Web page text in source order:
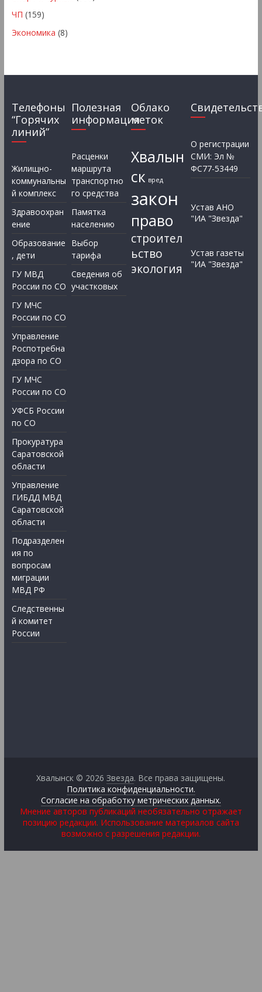
ЧП (159)
Экономика (8)
Телефоны
“Горячих
линий”
Жилищно-
коммунальны
й комплекс
Здравоохран
ение
Образование
, дети
ГУ МВД
России по СО
ГУ МЧС
России по СО
Управление
Роспотребна
дзора по СО
ГУ МЧС
России по СО
УФСБ России
по СО
Прокуратура
Саратовской
области
Управление
ГИБДД МВД
Саратовской
области
Подразделен
ия по
вопросам
миграции
МВД РФ
Следственны
й комитет
России
Полезная
информация
Расценки
маршрута
транспортно
го средства
Памятка
населению
Выбор
тарифа
Сведения об
участковых
Облако
меток
Хвалын
ск вред
закон
право
строител
ьство
экология
О регистрации
СМИ: Эл №
ФС77-53449
Устав АНО
"ИА "Звезда"
Устав газеты
"ИА "Звезда"
Хвалынск © 2026Звезда. Все права защищены.
Политика конфиденциальности.
Согласие на обработку метрических данных.
Мнение авторов публикаций необязательно отражает
позицию редакции. Использование материалов сайта
возможно с разрешения редакции.